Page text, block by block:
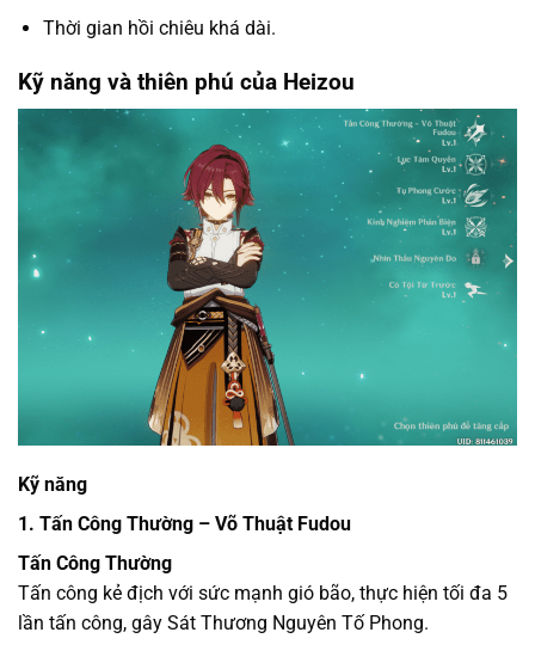
Thời gian hồi chiêu khá dài.
Kỹ năng và thiên phú của Heizou
Kỹ năng
1. Tấn Công Thường – Võ Thuật Fudou
Tấn Công Thường
Tấn công kẻ địch với sức mạnh gió bão, thực hiện tối đa 5
lần tấn công, gây Sát Thương Nguyên Tố Phong.